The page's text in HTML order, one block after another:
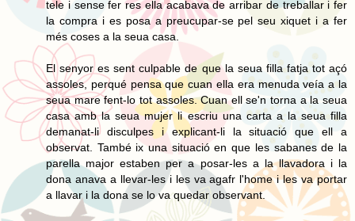
tele i sense fer res ella acabava de arribar de treballar i fer
la compra i es posa a preucupar-se pel seu xiquet i a fer
més coses a la seua casa.
El senyor es sent culpable de que la seua filla fatja tot açó
assoles, perqué pensa que cuan ella era menuda veía a la
seua mare fent-lo tot assoles. Cuan ell se'n torna a la seua
casa amb la seua mujer li escriu una carta a la seua filla
demanat-li disculpes i explicant-li la situació que ell a
observat. També ix una situació en que les sabanes de la
parella major estaben per a posar-les a la llavadora i la
dona anava a llevar-les i les va agafr l'home i les va portar
a llavar i la dona se lo va quedar observant.